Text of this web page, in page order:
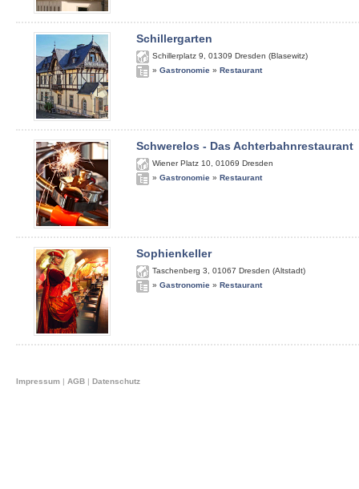
Schillergarten
Schillerplatz 9 01309 Dresden (Blasewitz)
» Gastronomie » Restaurant
Schwerelos - Das Achterbahnrestaurant
Wiener Platz 10 01069 Dresden
» Gastronomie » Restaurant
Sophienkeller
Taschenberg 3 01067 Dresden (Altstadt)
» Gastronomie » Restaurant
Impressum | AGB | Datenschutz